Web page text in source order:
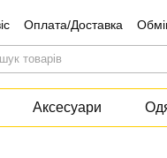
Оплата/Доставка
Блог Дисконт
Аксесуари